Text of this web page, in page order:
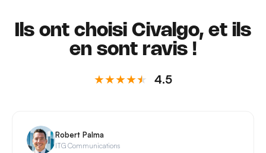
Ils ont choisi Civalgo, et ils
en sont ravis !
★★★★★ 4.5
Robert Palma
ITG Communications